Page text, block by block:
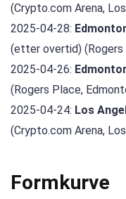
(Crypto.com Arena,
2025-04-28:
(etter overtid) (Rogers
2025-04-26:
(Rogers Place,
2025-04-24: Los
(Crypto.com Arena,
Formkurve